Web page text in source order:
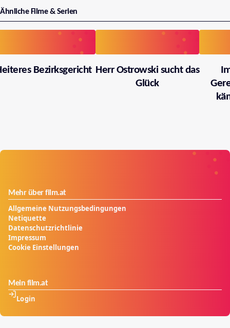
Ähnliche Filme & Serien
Bezirksgericht Herr Ostrowski sucht das
Glück
Mehr über film.at
Allgemeine Nutzungsbedingungen
Netiquette
Datenschutzrichtlinie
Impressum
Cookie Einstellungen
Mein film.at
Login